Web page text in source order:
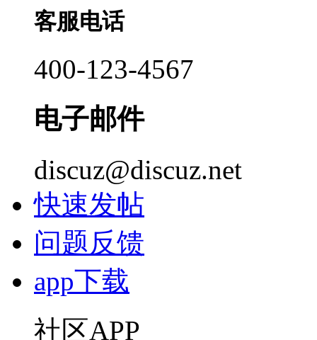
客服电话
400-123-4567
电子邮件
discuz@discuz.net
快速发帖
问题反馈
app下载
社区APP